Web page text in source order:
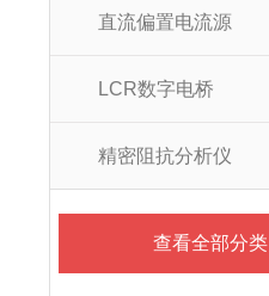
直流偏置电流源
LCR数字电桥
精密阻抗分析仪
查看全部分类